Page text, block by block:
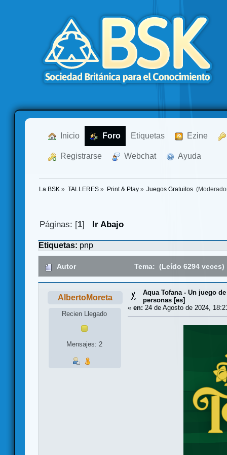
Inicio Foro Etiquetas Ezine
Registrarse Webchat Ayuda
La BSK » TALLERES» Print & Play» Juegos Gratuitos
Páginas: [1] Ir Abajo
Etiquetas: pnp
Autor Tema: (Leído 6294 veces)
AlbertoMoreta
Recien Llegado
Mensajes: 2
Aqua Tofana - Un juego
personas [es]
« en: 24 de Agosto de 2024,